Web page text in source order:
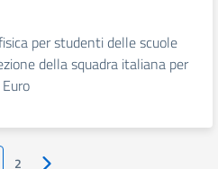
per studenti delle scuole
della squadra italiana per
2